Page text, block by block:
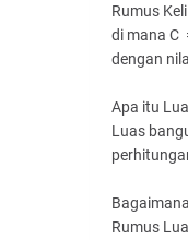
Rumus
di mana C
dengan
Apa itu
Luas
Rumus